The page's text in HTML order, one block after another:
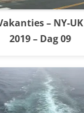
– NY-UK
2019 – Dag 09